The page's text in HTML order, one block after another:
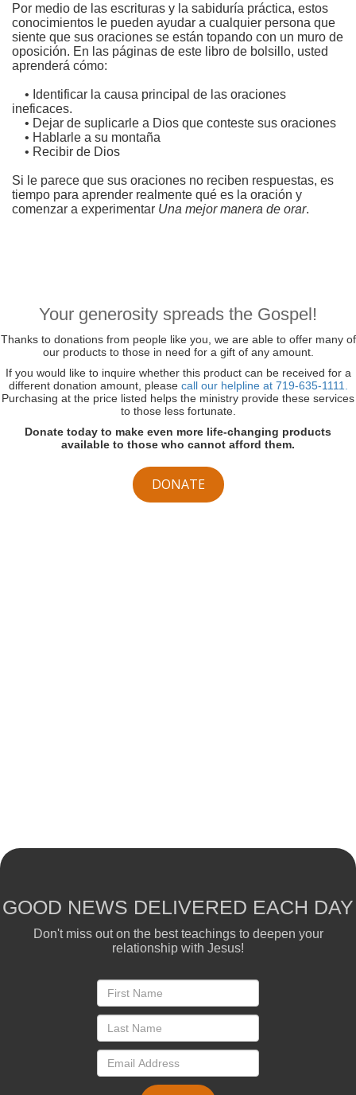
Por medio de las escrituras y la sabiduría práctica, estos
conocimientos le pueden ayudar a cualquier persona que
siente que sus oraciones se están topando con un muro de
oposición. En las páginas de este libro de bolsillo, usted
aprenderá cómo:
• Identificar la causa principal de las oraciones
ineficaces.
• Dejar de suplicarle a Dios que conteste sus oraciones
• Hablarle a su montaña
• Recibir de Dios
Si le parece que sus oraciones no reciben respuestas, es
tiempo para aprender realmente qué es la oración y
comenzar a experimentar Una mejor manera de orar.
Your generosity spreads the Gospel!
Thanks to donations from people like you, we are able to offer many of
our products to those in need for a gift of any amount.
If you would like to inquire whether this product can be received for a
different donation amount, please call our helpline at 719-635-1111.
Purchasing at the price listed helps the ministry provide these services
to those less fortunate.
Donate today to make even more life-changing products
available to those who cannot afford them.
DONATE
GOOD NEWS DELIVERED EACH DAY
Don't miss out on the best teachings to deepen your
relationship with Jesus!